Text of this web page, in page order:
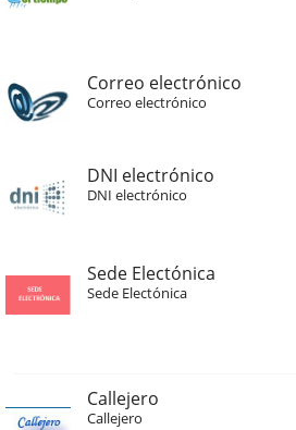
Correo electrónico
Correo electrónico
DNI electrónico
DNI electrónico
Sede Electónica
Sede Electónica
Callejero
Callejero